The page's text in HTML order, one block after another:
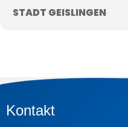
STADT GEISLINGEN
Kontakt